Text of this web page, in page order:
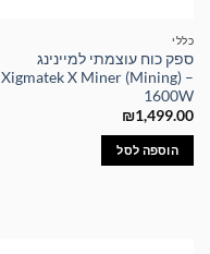
כללי
ספק כוח עוצמתי למיינינג
Xigmatek X Miner (Mining) –
1600W
₪1,499.00
הוספה לסל